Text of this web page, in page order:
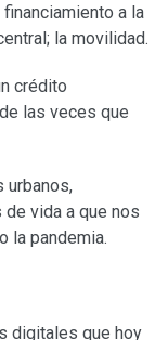
a la
la movilidad.
crédito
las veces que
urbanos,
vida a que nos
la pandemia.
digitales que hoy